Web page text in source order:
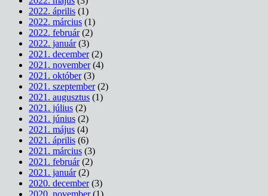
2022. április (1)
2022. március (1)
2022. február(2)
2022. január(3)
2021. december(2)
2021. november(4)
2021. október(3)
2021. szeptember(2)
2021. augusztus (1)
2021. július (2)
2021. június (2)
2021. május (4)
2021. április (6)
2021. március (3)
2021. február(2)
2021. január(2)
2020. december(3)